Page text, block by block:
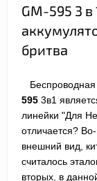
GM-595 3
бритва
Беспроводная
595 3в1
линейки "Для
отличается?
внешний вид,
считалось
вторых, в